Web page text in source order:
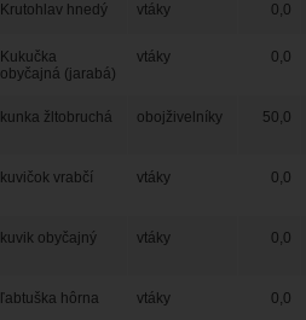
Krutohlav hnedý vtáky 0,0
Kukučka
obyčajná (jarabá)
vtáky 0,0
kunka žltobruchá obojživelníky 50,0
kuvičok vrabčí vtáky 0,0
kuvik obyčajný vtáky 0,0
ľabtuška hôrna vtáky 0,0